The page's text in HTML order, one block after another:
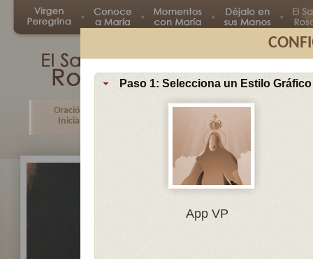
Paso 1: Selecciona un Estilo Gráfico
App VP
Oración
Inicial
Misterio